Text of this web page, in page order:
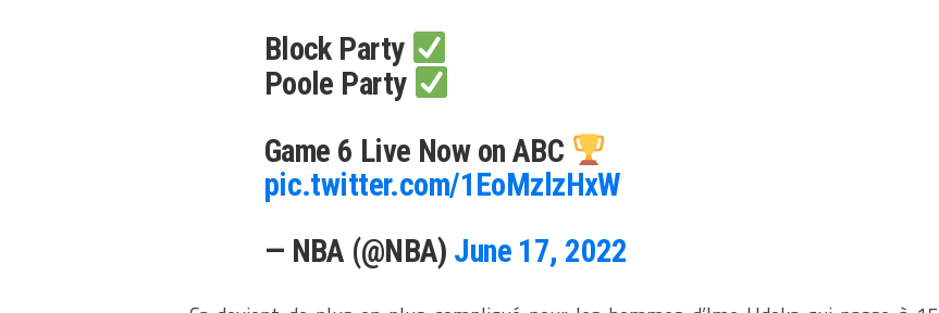
Block Party
Poole Party
Game 6 Live Now on ABC
pic.twitter.com/1EoMzlzHxW
— NBA (@NBA) June 17, 2022